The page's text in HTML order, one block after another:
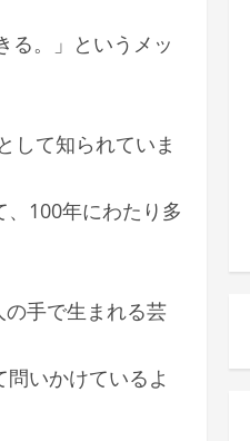
る。」というメッ
して知られていま
、100年にわたり多
手で生まれる芸
いかけているよ